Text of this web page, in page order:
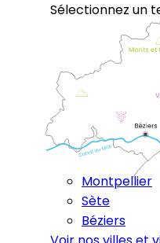
Sélectionnez un
Montpellier
Sète
Béziers